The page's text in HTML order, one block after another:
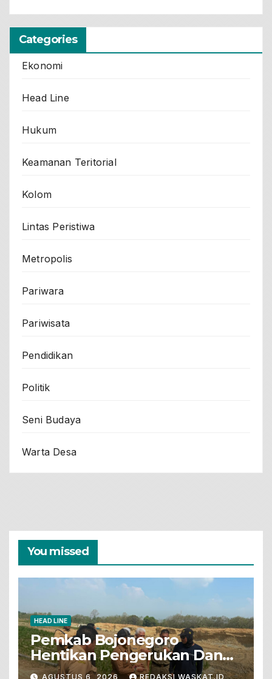
Categories
Ekonomi
Head Line
Hukum
Keamanan Teritorial
Kolom
Lintas Peristiwa
Metropolis
Pariwara
Pariwisata
Pendidikan
Politik
Seni Budaya
Warta Desa
You missed
HEAD LINE
Pemkab Bojonegoro
Hentikan Pengerukan Dan
Penjualan Tanah Dari Lahan
AGUSTUS 6, 2026 REDAKSI WASKAT.ID